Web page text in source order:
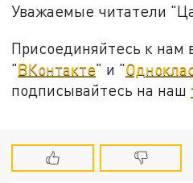
Уважаемые читатели
Присоединяйтесь к нам
"ВКонтакте" и "
подписывайтесь на наш